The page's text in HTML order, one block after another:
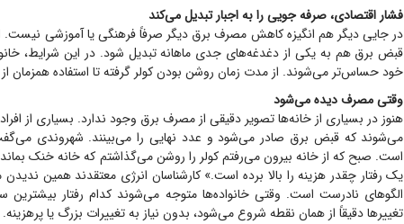
فشار اقتصادی، صرفه جویی را به اجبار تبدیل می‌کند
در جایی دیگر هم انگیزه کاهش مصرف برق دیگر صرفاً فرهنگی یا آموزشی
قبض برق هم به یکی از دغدغه‌های جدی ماهانه تبدیل شود. در این شرایط،
خود حساس‌تر می‌شوند. از مدت زمان روشن بودن کولر گرفته تا استفاده همزمان
وقتی مصرف دیده می‌شود
هنوز در بسیاری از خانه‌ها تصویر دقیقی از مصرف برق وجود ندارد. بسیاری از
می‌شوند که قبض برق صادر می‌شود و عدد نهایی را می‌بینند. شهروندی
است. صبح که از خانه بیرون می‌رفتم کولر را روشن می‌گذاشتم که خانه خنک
یک رفتار چقدر هزینه را بالا برده است.» کارشناسان انرژی معتقدند همین
الگو‌های نادرست است. وقتی خانواده‌ها متوجه می‌شوند کدام رفتار بیشترین
تغییر‌ها دقیقاً از همان نقطه شروع می‌شود، بدون نیاز به تغییرات بزرگ یا پرهزینه.